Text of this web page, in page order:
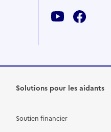
Solutions pour les aidants
Soutien financier